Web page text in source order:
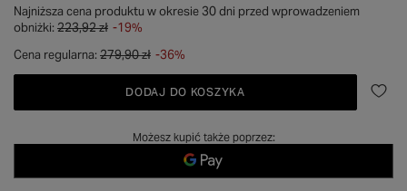
Najniższa cena produktu w okresie 30 dni przed wprowadzeniem
obniżki: 223,92 zł -19%
Cena regularna: 279,90 zł -36%
DODAJ DO KOSZYKA
Możesz kupić także poprzez: